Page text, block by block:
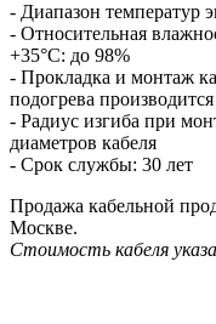
- Диапазон температур
- Относительная
+35°С: до 98%
- Прокладка и монтаж
подогрева
- Радиус изгиба при
диаметров кабеля
- Срок службы: 30 лет
Продажа кабельной
Москве.
Стоимость кабеля